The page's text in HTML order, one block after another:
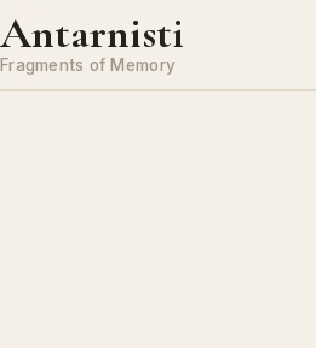
Skip to content
Antarnisti
Fragments of Memory